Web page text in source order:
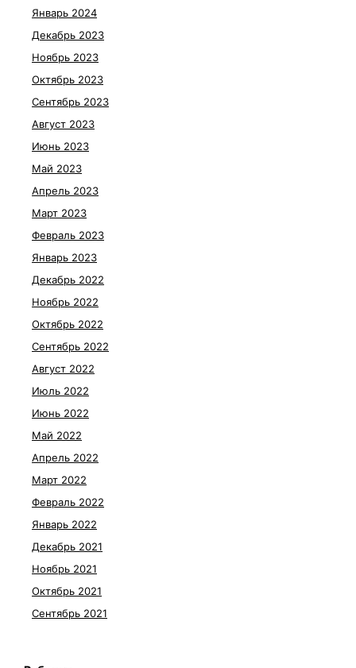
Январь 2024
Декабрь 2023
Ноябрь 2023
Октябрь 2023
Сентябрь 2023
Август 2023
Июнь 2023
Май 2023
Апрель 2023
Март 2023
Февраль 2023
Январь 2023
Декабрь 2022
Ноябрь 2022
Октябрь 2022
Сентябрь 2022
Август 2022
Июль 2022
Июнь 2022
Май 2022
Апрель 2022
Март 2022
Февраль 2022
Январь 2022
Декабрь 2021
Ноябрь 2021
Октябрь 2021
Сентябрь 2021